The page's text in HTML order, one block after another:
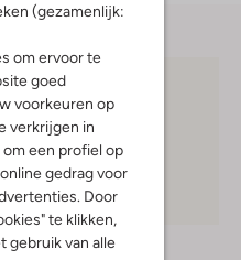
(gezamenlijk:
om ervoor te
goed
voorkeuren op
verkrijgen in
een profiel op
gedrag voor
Door
te klikken,
gebruik van alle
dagen*